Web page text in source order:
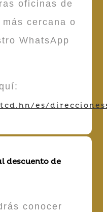
oficinas de
cercana o
WhatsApp
es/
descuento de
conocer